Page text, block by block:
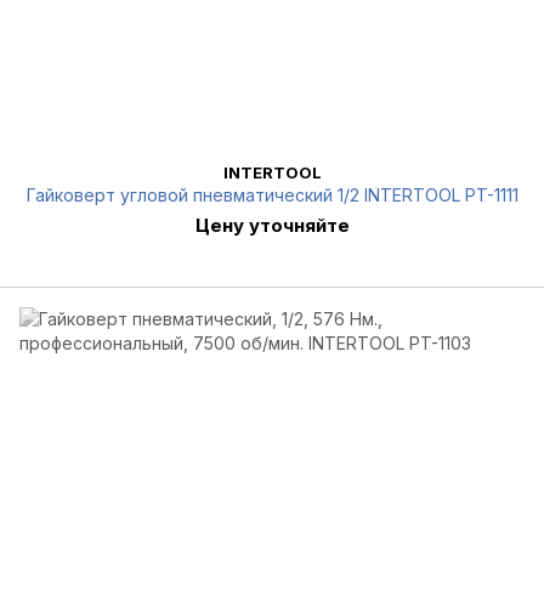
INTERTOOL
Гайковерт угловой пневматический 1/2 INTERTOOL PT-1111
Цену уточняйте